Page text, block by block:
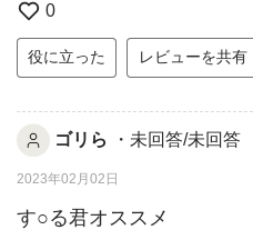
0
役に立った レビューを共有
ゴリら ・未回答/未回答
2023年02月02日
す○る君オススメ